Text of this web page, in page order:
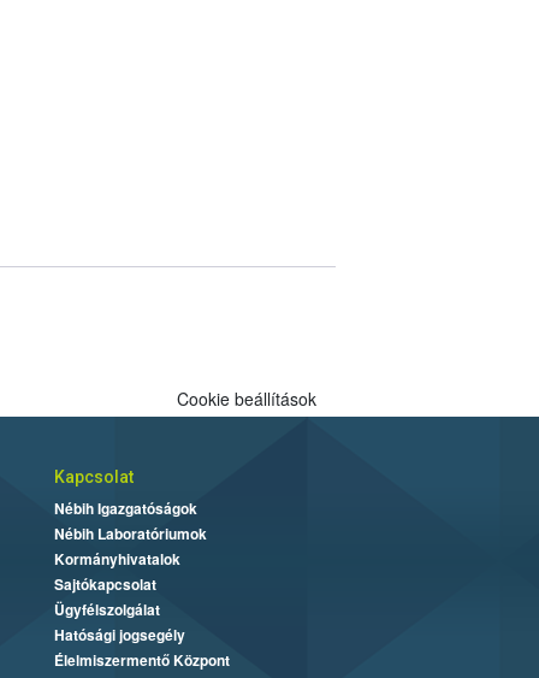
Cookie beállítások
Kapcsolat
Nébih Igazgatóságok
Nébih Laboratóriumok
Kormányhivatalok
Sajtókapcsolat
Ügyfélszolgálat
Hatósági jogsegély
Élelmiszermentő Központ